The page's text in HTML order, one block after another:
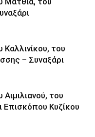
Καλλινίκου, του
– Συναξάρι
του
Επισκόπου Κυζίκου